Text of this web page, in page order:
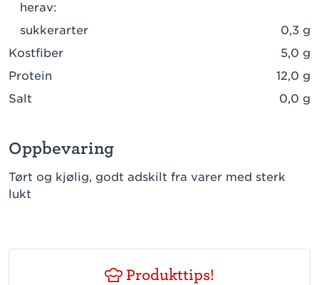
herav:
sukkerarter
0,3 g
Kostfiber
5,0 g
Protein
12,0 g
Salt
0,0 g
Oppbevaring
Tørt og kjølig, godt adskilt fra varer med sterk
lukt
Produkttips!